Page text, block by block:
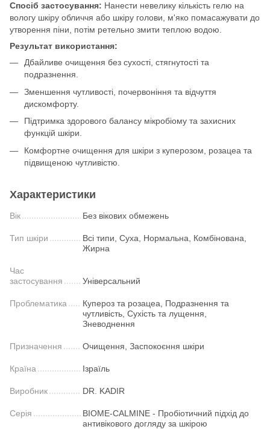
Спосіб застосування: Нанести невелику кількість гелю на
вологу шкіру обличчя або шкіру голови, м'яко помасажувати до
утворення піни, потім ретельно змити теплою водою.
Результат використання:
Дбайливе очищення без сухості, стягнутості та
подразнення.
Зменшення чутливості, почервоніння та відчуття
дискомфорту.
Підтримка здорового балансу мікробіому та захисних
функцій шкіри.
Комфортне очищення для шкіри з куперозом, розацеа та
підвищеною чутливістю.
Характеристики
Вік Без вікових обмежень
Тип шкіри
Всі типи, Суха, Нормальна, Комбінована,
Жирна
Час
застосування
Універсальний
Проблематика
Купероз та розацеа, Подразнення та
чутливість, Сухість та лущення,
Зневоднення
Призначення Очищення, Заспокоєння шкіри
Країна Ізраїль
Виробник DR. KADIR
Серія
BIOME-CALMINE - Пробіотичний підхід до
антивікового догляду за шкірою